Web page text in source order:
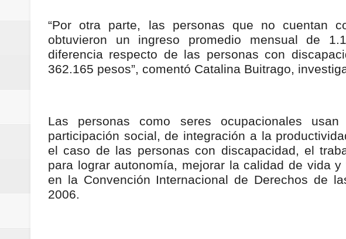
seguridad para la posesión presidencial
Regionetnoticias / En solo dos años y siete meses,
“Por otra parte, las personas que no cuentan
obtuvieron un ingreso promedio mensual de
diferencia respecto de las personas con
362.165 pesos”, comentó Catalina Buitrago,
Las personas como seres ocupacionales
participación social, de integración a la
el caso de las personas con discapacidad, el
para lograr autonomía, mejorar la calidad de vida
en la Convención Internacional de Derechos de
2006.